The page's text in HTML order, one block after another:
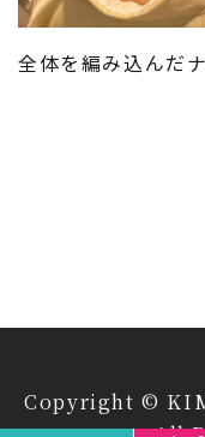
全体を編み込んだ
Copyright ©